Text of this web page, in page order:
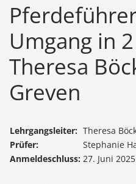
Umgang in
Theresa
Greven
Lehrgangsleiter: Theresa
Prüfer:
Stephanie
Anmeldeschluss: 27. Juni 2025